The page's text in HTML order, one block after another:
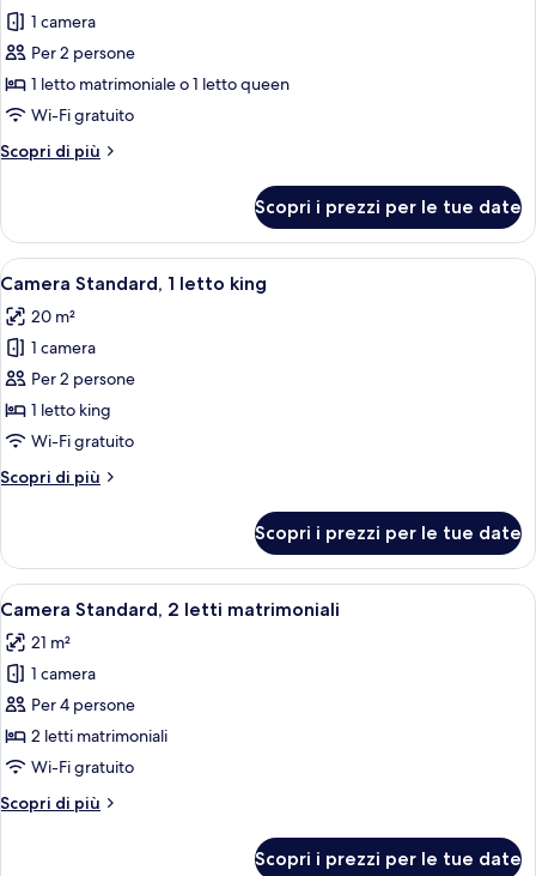
le
foto
per
Camera
Standard
1 camera
Per 2 persone
1 letto matrimoniale o 1 letto queen
Wi-Fi gratuito
Scopri di più
Altri
Standard
Scopri i prezzi per le tue date
Apri
tutte
le
foto
per
Camera
Standard,
letto
Camera d'albergo con un letto
8
Camera Standard, 1 letto king
20 m²
1 camera
Per 2 persone
1 letto king
Wi-Fi gratuito
Scopri di più
Altri
Standard,
letto
Scopri i prezzi per le tue date
Apri
tutte
le
foto
per
Camera
Standard,
letti
7
Camera Standard, 2 letti matrimoniali
21 m²
1 camera
Per 4 persone
2 letti matrimoniali
Wi-Fi gratuito
Scopri di più
Altri
Scopri i prezzi per le tue date